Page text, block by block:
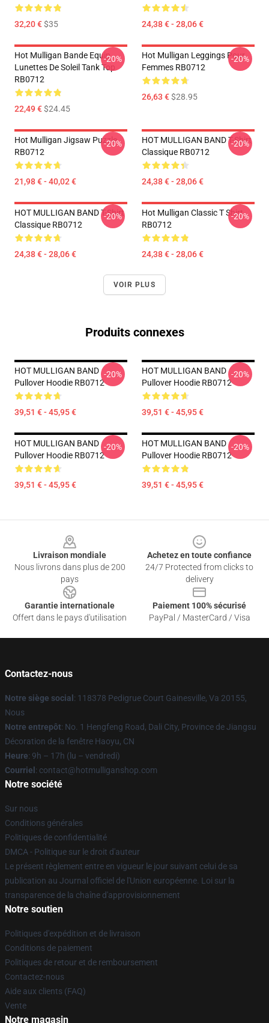
32,20 €$35 24,38 € - 28,06 €
Hot Mulligan Bande Equip
Lunettes De Soleil Tank Top
RB0712
22,49 €$24.45
-20%
Hot Mulligan Leggings Pour
Femmes RB0712
26,63 €$28.95
-20%
Hot Mulligan Jigsaw Puzzle
RB0712
21,98 € - 40,02 €
-20%
HOT MULLIGAN BAND T-Shirt
Classique RB0712
24,38 € - 28,06 €
-20%
HOT MULLIGAN BAND T-Shirt
Classique RB0712
24,38 € - 28,06 €
-20%
Hot Mulligan Classic T Shirt
RB0712
24,38 € - 28,06 €
-20%
VOIR PLUS
Produits connexes
HOT MULLIGAN BAND
Pullover Hoodie RB0712
39,51 € - 45,95 €
-20%
HOT MULLIGAN BAND
Pullover Hoodie RB0712
39,51 € - 45,95 €
-20%
HOT MULLIGAN BAND
Pullover Hoodie RB0712
39,51 € - 45,95 €
-20%
HOT MULLIGAN BAND
Pullover Hoodie RB0712
39,51 € - 45,95 €
-20%
Livraison mondiale
Nous livrons dans plus de 200
pays
Achetez en toute confiance
24/7 Protected from clicks to
delivery
Garantie internationale
Offert dans le pays d'utilisation
Paiement 100% sécurisé
PayPal / MasterCard / Visa
Contactez-nous
Notre siège social : 118378 Pedigrue Court Gainesville, Va 20155,
Nous
Notre entrepôt: No. 1 Hengfeng Road, Dali City, Province de Jiangsu
Décoration de la fenêtre Haoyu, CN
Heure: 9h – 17h (lu – vendredi)
Courriel : contact@hotmulliganshop.com
Notre société
Sur nous
Conditions générales
Politiques de confidentialité
DMCA - Politique sur le droit d'auteur
Le présent règlement entre en vigueur le jour suivant celui de sa
publication au Journal officiel de l'Union européenne. Loi sur la
transparence de la chaîne d'approvisionnement
Notre soutien
Politiques d'expédition et de livraison
Conditions de paiement
Politiques de retour et de remboursement
Contactez-nous
Aide aux clients (FAQ)
Vente
Notre magasin